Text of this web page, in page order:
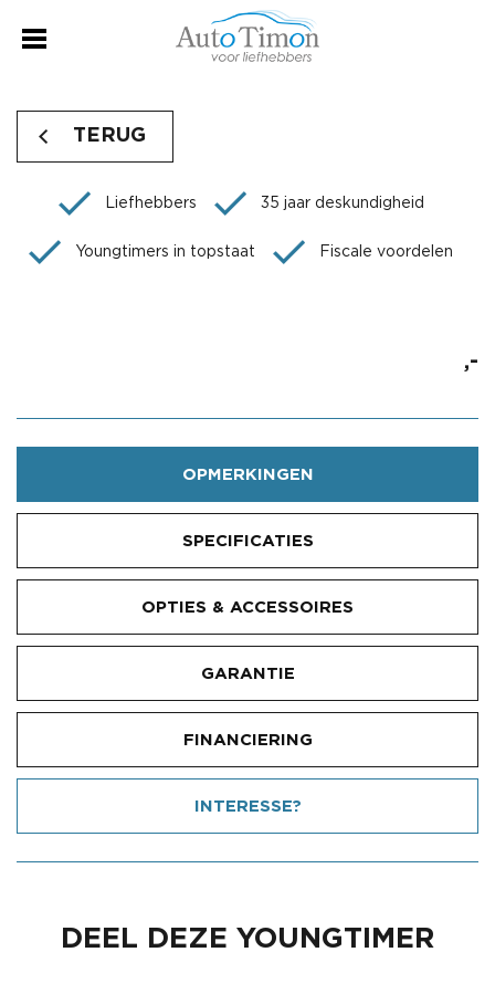
TERUG
Liefhebbers 35 jaar deskundigheid
Youngtimers in topstaat Fiscale voordelen
,-
OPMERKINGEN
SPECIFICATIES
OPTIES & ACCESSOIRES
GARANTIE
FINANCIERING
INTERESSE?
DEEL DEZE YOUNGTIMER